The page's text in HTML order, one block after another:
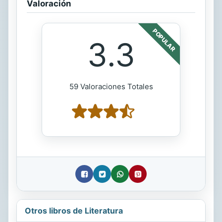
Valoración
POPULAR
3.3
59 Valoraciones Totales
Otros libros de Literatura